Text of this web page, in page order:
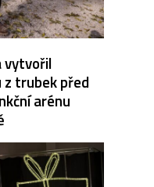
vytvořil
trubek před
arénu